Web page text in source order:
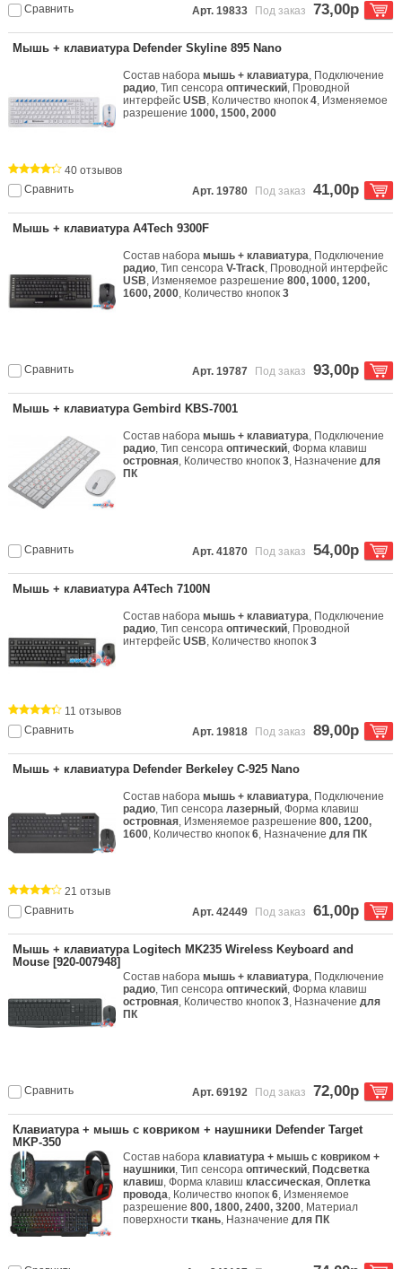
Сравнить
Арт. 19833
Под заказ 73,00р
Мышь + клавиатура Defender Skyline 895 Nano
Состав наборамышь + клавиатура, Подключение
радио, Тип сенсораоптический, Проводной
интерфейсUSB, Количество кнопок4, Изменяемое
разрешение1000, 1500, 2000
Сравнить
40 отзывов
Арт. 19780
Под заказ 41,00р
Мышь + клавиатура A4Tech 9300F
Состав наборамышь + клавиатура, Подключение
радио, Тип сенсораV-Track, Проводной интерфейс
USB, Изменяемое разрешение800, 1000, 1200,
1600, 2000, Количество кнопок3
Сравнить Арт. 19787 Под заказ 93,00р
Мышь + клавиатура Gembird KBS-7001
Состав наборамышь + клавиатура, Подключение
радио, Тип сенсораоптический, Форма клавиш
островная, Количество кнопок3, Назначениедля
ПК
Сравнить Арт. 41870 Под заказ 54,00р
Мышь + клавиатура A4Tech 7100N
Состав наборамышь + клавиатура, Подключение
радио, Тип сенсораоптический, Проводной
интерфейсUSB, Количество кнопок3
Сравнить
11 отзывов
Арт. 19818
Под заказ 89,00р
Мышь + клавиатура Defender Berkeley C-925 Nano
Состав наборамышь + клавиатура, Подключение
радио, Тип сенсоралазерный, Форма клавиш
островная, Изменяемое разрешение800, 1200,
1600, Количество кнопок6, Назначениедля ПК
Сравнить
21 отзыв
Арт. 42449
Под заказ 61,00р
Мышь + клавиатура Logitech MK235 Wireless Keyboard and
Mouse [920-007948]
Состав наборамышь + клавиатура, Подключение
радио, Тип сенсораоптический, Форма клавиш
островная, Количество кнопок3, Назначениедля
ПК
Сравнить Арт. 69192 Под заказ 72,00р
Клавиатура + мышь с ковриком + наушники Defender Target
MKP-350
Состав набораклавиатура + мышь с ковриком +
наушники, Тип сенсораоптический, Подсветка
клавиш, Форма клавишклассическая,Оплетка
провода, Количество кнопок6, Изменяемое
разрешение800, 1800, 2400, 3200, Материал
поверхноститкань, Назначениедля ПК